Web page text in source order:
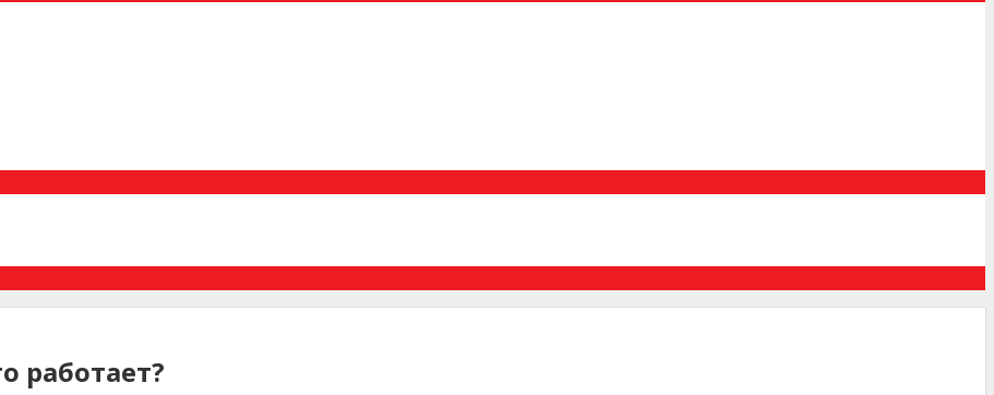
работает?